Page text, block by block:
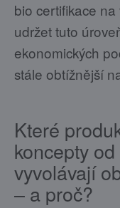
bio certifikace
udržet tuto
ekonomických
stále obtížnější
Které
koncepty
vyvolávají
– a proč?